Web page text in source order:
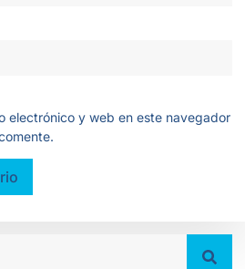
electrónico y web en este navegador